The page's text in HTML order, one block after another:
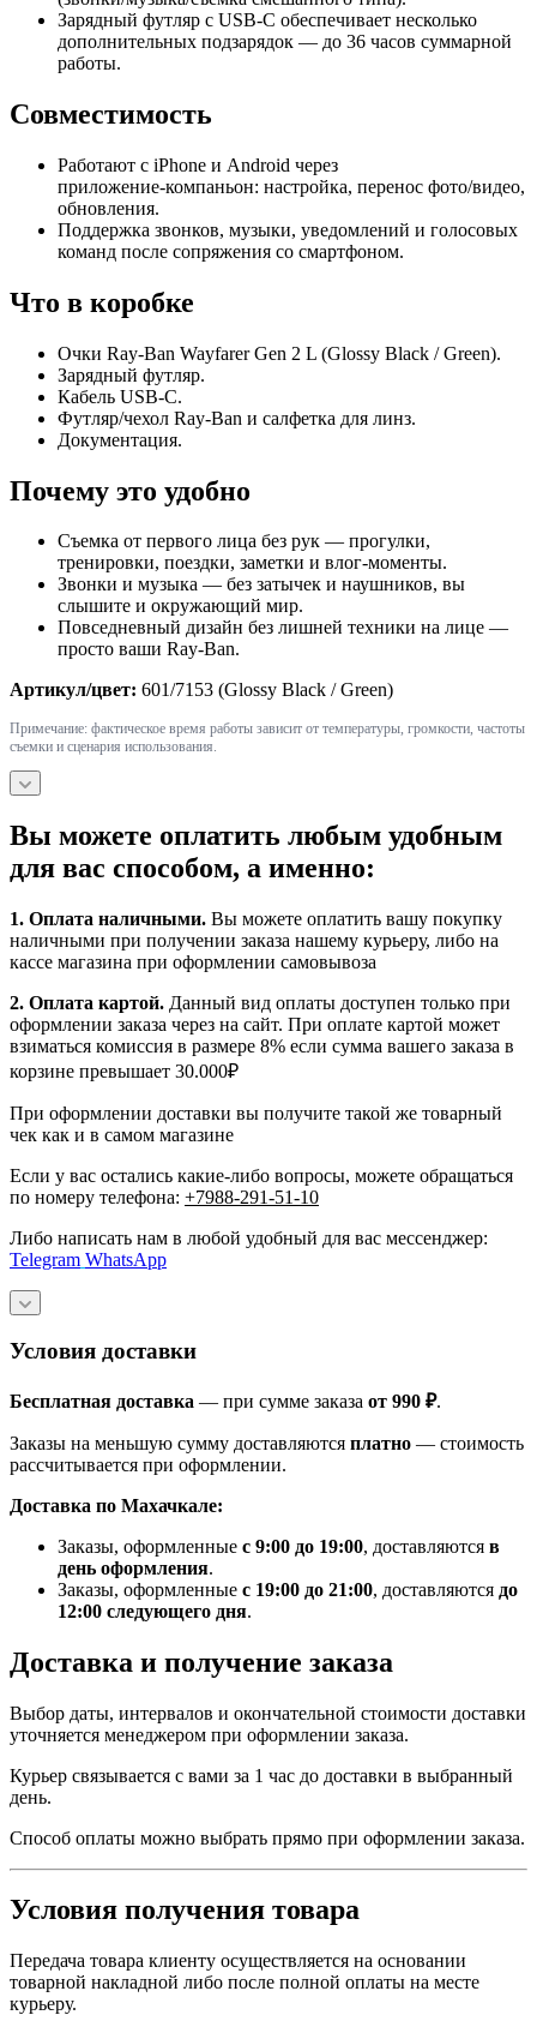
Зарядный футляр с USB‑C обеспечивает несколько
дополнительных подзарядок — до 36 часов суммарной
работы.
Совместимость
Работают с iPhone и Android через
приложение‑компаньон: настройка, перенос фото/видео,
обновления.
Поддержка звонков, музыки, уведомлений и голосовых
команд после сопряжения со смартфоном.
Что в коробке
Очки Ray‑Ban Wayfarer Gen 2 L (Glossy Black / Green).
Зарядный футляр.
Кабель USB‑C.
Футляр/чехол Ray‑Ban и салфетка для линз.
Документация.
Почему это удобно
Съемка от первого лица без рук — прогулки,
тренировки, поездки, заметки и влог‑моменты.
Звонки и музыка — без затычек и наушников, вы
слышите и окружающий мир.
Повседневный дизайн без лишней техники на лице —
просто ваши Ray‑Ban.
Артикул/цвет: 601/7153 (Glossy Black / Green)
Примечание: фактическое время работы зависит от температуры, громкости, частоты
съемки и сценария использования.
Вы можете оплатить любым удобным
для вас способом, а именно:
1. Оплата наличными. Вы можете оплатить вашу покупку
наличными при получении заказа нашему курьеру, либо на
кассе магазина при оформлении самовывоза
2. Оплата картой. Данный вид оплаты доступен только при
оформлении заказа через на сайт. При оплате картой может
взиматься комиссия в размере 8% если сумма вашего заказа в
корзине превышает 30.000₽
При оформлении доставки вы получите такой же товарный
чек как и в самом магазине
Если у вас остались какие-либо вопросы, можете обращаться
по номеру телефона: +7988-291-51-10
Либо написать нам в любой удобный для вас мессенджер:
Telegram WhatsApp
Условия доставки
Бесплатная доставка — при сумме заказа от 990 ₽.
Заказы на меньшую сумму доставляются платно — стоимость
рассчитывается при оформлении.
Доставка по Махачкале:
Заказы, оформленные с 9:00 до 19:00, доставляются в
день оформления.
Заказы, оформленные с 19:00 до 21:00, доставляются до
12:00 следующего дня.
Доставка и получение заказа
Выбор даты, интервалов и окончательной стоимости доставки
уточняется менеджером при оформлении заказа.
Курьер связывается с вами за 1 час до доставки в выбранный
день.
Способ оплаты можно выбрать прямо при оформлении заказа.
Условия получения товара
Передача товара клиенту осуществляется на основании
товарной накладной либо после полной оплаты на месте
курьеру.